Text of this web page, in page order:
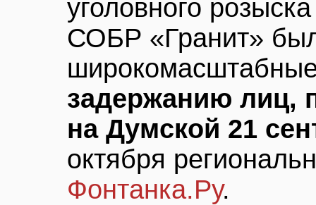
уголовного
СОБР «Гранит»
задержанию лиц,
на Думской 21
октября
Фонтанка.Ру.